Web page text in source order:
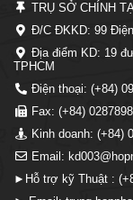
TRỤ SỞ CHÍNH
Đ/C ĐKKD: 99
Địa điểm KD: 19
TPHCM
Điện thoại: (+84)
Fax: (+84)
Kinh doanh: (+84)
Email:
►Hỗ trợ kỹ Thuật :